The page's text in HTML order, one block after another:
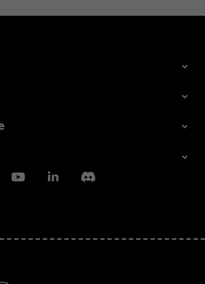
YoutubeLinkedinDiscord